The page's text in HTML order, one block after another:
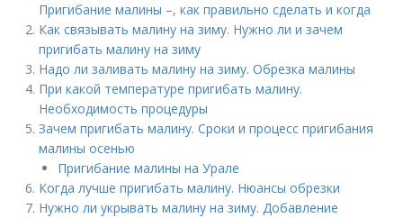
Пригибание малины –, как правильно сделать и когда
Как связывать малину на зиму. Нужно ли и зачем
пригибать малину на зиму
Надо ли заливать малину на зиму. Обрезка малины
При какой температуре пригибать малину.
Необходимость процедуры
Зачем пригибать малину. Сроки и процесс пригибания
малины осенью
Пригибание малины на Урале
Когда лучше пригибать малину. Нюансы обрезки
Нужно ли укрывать малину на зиму. Добавление